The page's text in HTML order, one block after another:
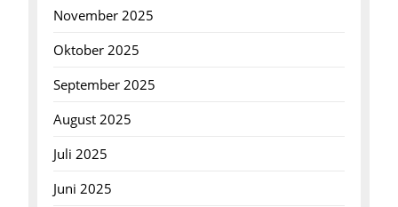
November 2025
Oktober 2025
September 2025
August 2025
Juli 2025
Juni 2025